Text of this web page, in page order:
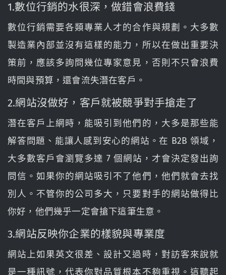
1.數位行銷的水很深，做錯會浪費錢
數位行銷需要各類專業人才的合作與規劃。大多數
製造業內部並沒有這樣的能力，所以在做出重要決
策前，應該多詢問幾位專家意見，否則不只會浪費
時間與預算，還會流失潛在客戶。
2.網站沒做好，客戶就被競爭對手搶走了
潛在客戶上網時，能吸引到他們的，大多是那些能
解答問題、能讓人感到安心的網站。在 B2B 領域，
大多數客戶會瀏覽多達 7 個網站，才會決定發出詢
問信。如果你的網站吸引不了他們，他們就會去找
別人。不管你的公司多大，只要對手的網站做得比
你好，他們幾乎一定會搶下這筆生意。
3.網站反映你企業的樣貌與專業度
網站上如果英文很差、設計又過時，對訪客來說就
是一種訊號，代表你對品質根本不夠重視。這聽起